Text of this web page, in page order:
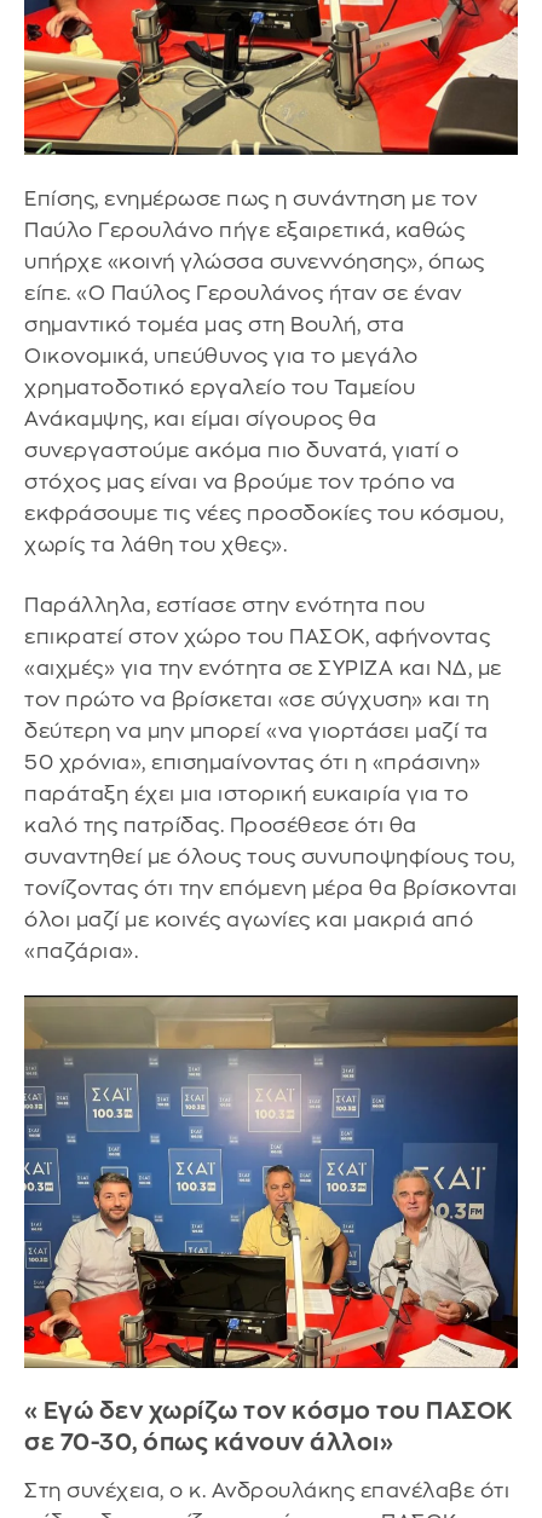
Επίσης, ενημέρωσε πως η συνάντηση με τον
Παύλο Γερουλάνο πήγε εξαιρετικά, καθώς
υπήρχε «κοινή γλώσσα συνεννόησης», όπως
είπε. «Ο Παύλος Γερουλάνος ήταν σε έναν
σημαντικό τομέα μας στη Βουλή, στα
Οικονομικά, υπεύθυνος για το μεγάλο
χρηματοδοτικό εργαλείο του Ταμείου
Ανάκαμψης, και είμαι σίγουρος θα
συνεργαστούμε ακόμα πιο δυνατά, γιατί ο
στόχος μας είναι να βρούμε τον τρόπο να
εκφράσουμε τις νέες προσδοκίες του κόσμου,
χωρίς τα λάθη του χθες».
Παράλληλα, εστίασε στην ενότητα που
επικρατεί στον χώρο του ΠΑΣΟΚ, αφήνοντας
«αιχμές» για την ενότητα σε ΣΥΡΙΖΑ και ΝΔ, με
τον πρώτο να βρίσκεται «σε σύγχυση» και τη
δεύτερη να μην μπορεί «να γιορτάσει μαζί τα
50 χρόνια», επισημαίνοντας ότι η «πράσινη»
παράταξη έχει μια ιστορική ευκαιρία για το
καλό της πατρίδας. Προσέθεσε ότι θα
συναντηθεί με όλους τους συνυποψηφίους του,
τονίζοντας ότι την επόμενη μέρα θα βρίσκονται
όλοι μαζί με κοινές αγωνίες και μακριά από
«παζάρια».
«Εγώ δεν χωρίζω τον κόσμο του ΠΑΣΟΚ
σε 70-30, όπως κάνουν άλλοι»
Στη συνέχεια, ο κ. Ανδρουλάκης επανέλαβε ότι